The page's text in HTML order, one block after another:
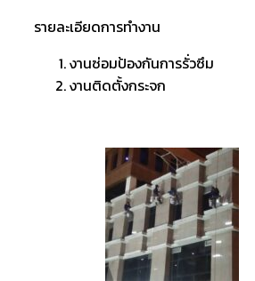
รายละเอียดการทำงาน
งานซ่อมป้องกันการรั่วซึม
งานติดตั้งกระจก